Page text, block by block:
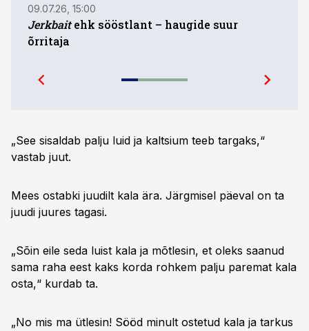
09.07.26, 15:00
Jerkbaitehk sööstlant – haugide suur
õrritaja
„See sisaldab palju luid ja kaltsium teeb targaks,“
vastab juut.
Mees ostabki juudilt kala ära. Järgmisel päeval on ta
juudi juures tagasi.
„Sõin eile seda luist kala ja mõtlesin, et oleks saanud
sama raha eest kaks korda rohkem palju paremat kala
osta,“ kurdab ta.
„No mis ma ütlesin! Sööd minult ostetud kala ja tarkus